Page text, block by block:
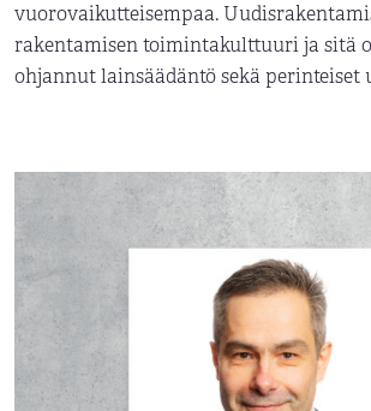
vuorovaikutteisempaa.
rakentamisen toimintakulttuuri ja sitä
ohjannut lainsäädäntö sekä perinteiset